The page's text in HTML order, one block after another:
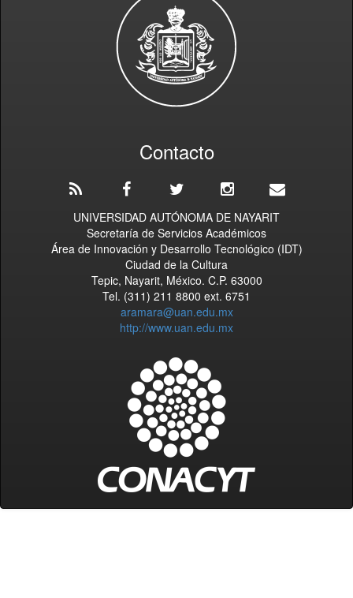
Contacto
UNIVERSIDAD AUTÓNOMA DE NAYARIT
Secretaría de Servicios Académicos
Área de Innovación y Desarrollo Tecnológico (IDT)
Ciudad de la Cultura
Tepic, Nayarit, México. C.P. 63000
Tel. (311) 211 8800 ext. 6751
aramara@uan.edu.mx
http://www.uan.edu.mx